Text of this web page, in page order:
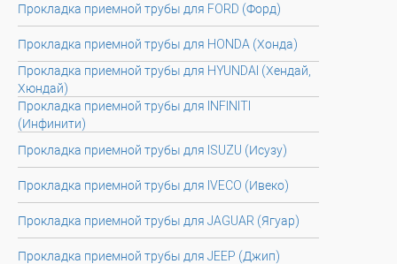
Прокладка приемной трубы для FORD (Форд)
Прокладка приемной трубы для HONDA (Хонда)
Прокладка приемной трубы для HYUNDAI (Хендай,
Хюндай)
Прокладка приемной трубы для INFINITI
(Инфинити)
Прокладка приемной трубы для ISUZU (Исузу)
Прокладка приемной трубы для IVECO (Ивеко)
Прокладка приемной трубы для JAGUAR (Ягуар)
Прокладка приемной трубы для JEEP (Джип)